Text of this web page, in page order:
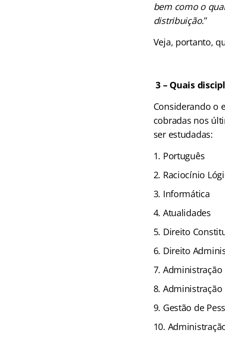
bem como o
distribuição.”
Veja, portanto,
3 – Quais
Considerando o
cobradas nos
ser estudadas:
Português
Raciocínio
Informática
Atualidades
Direito
Direito
Administração
Administração
Gestão de